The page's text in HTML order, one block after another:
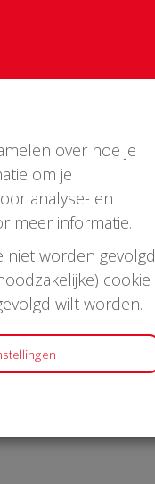
over hoe je
om je
analyse- en
meer informatie.
niet worden gevolgd
cookie
wilt worden.